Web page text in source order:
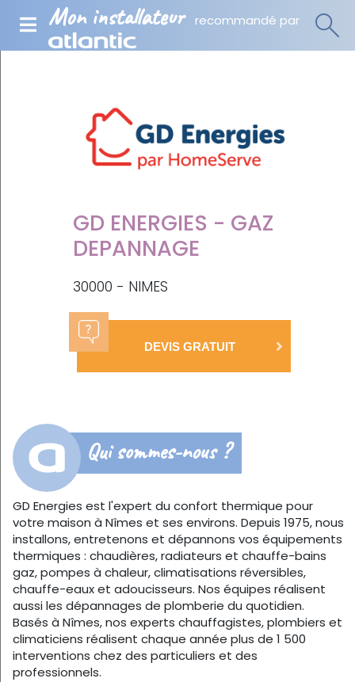
Mon installateur recommandé par
GD ENERGIES - GAZ
DEPANNAGE
30000 - NIMES
DEVIS GRATUIT
Qui sommes-nous ?
GD Energies est l'expert du confort thermique pour
votre maison à Nîmes et ses environs. Depuis 1975, nous
installons, entretenons et dépannons vos équipements
thermiques : chaudières, radiateurs et chauffe-bains
gaz, pompes à chaleur, climatisations réversibles,
chauffe-eaux et adoucisseurs. Nos équipes réalisent
aussi les dépannages de plomberie du quotidien.
Basés à Nîmes, nos experts chauffagistes, plombiers et
climaticiens réalisent chaque année plus de 1 500
interventions chez des particuliers et des
professionnels.